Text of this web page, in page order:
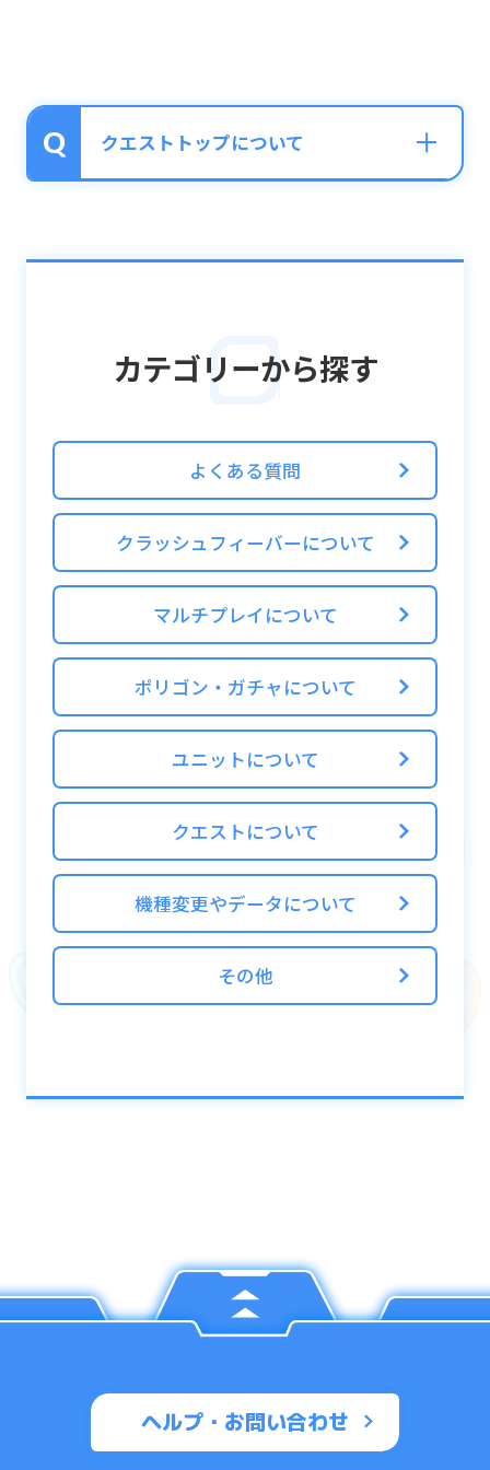
クエストトップについて
通りです。
・長編ストーリーに関係するクエスト
・ノーマルクエスト
■イベント
・（開催期間中のみ）コラボイベント
・期間限定イベント
・定常イベント
■スペシャル
・団結クエスト
・ランキングクエスト
・タワーオブザクイーン
・トラバーサルクエスト
・ロッククエスト
・アクセサクエスト
■デイリー
・1日1回クエスト
・強化素材クエスト
カテゴリーから探す
よくある質問
クラッシュフィーバーについて
マルチプレイについて
ポリゴン・ガチャについて
ユニットについて
クエストについて
機種変更やデータについて
その他
ヘルプ・お問い合わせ